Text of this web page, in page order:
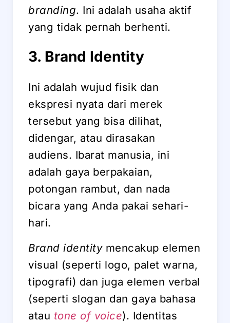
branding. Ini adalah usaha aktif
yang tidak pernah berhenti.
3. Brand Identity
Ini adalah wujud fisik dan
ekspresi nyata dari merek
tersebut yang bisa dilihat,
didengar, atau dirasakan
audiens. Ibarat manusia, ini
adalah gaya berpakaian,
potongan rambut, dan nada
bicara yang Anda pakai sehari-
hari.
Brand identitymencakup elemen
visual (seperti logo, palet warna,
tipografi) dan juga elemen verbal
(seperti slogan dan gaya bahasa
atau tone of voice). Identitas